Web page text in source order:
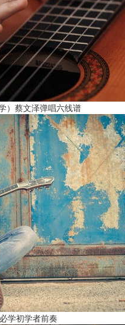
）蔡文泽弹唱六线谱
学初学者前奏